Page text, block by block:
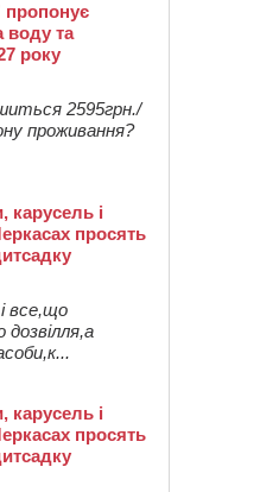
пропонує
воду та
року
2595грн./
проживання?
карусель і
просять
все,що
карусель і
просять